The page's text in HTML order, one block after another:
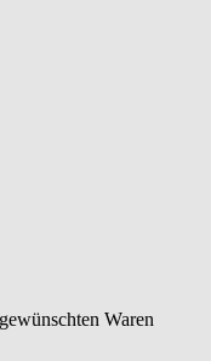
Waren